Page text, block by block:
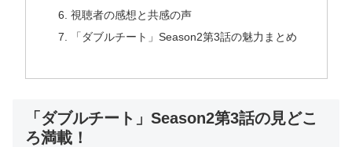
視聴者の感想と共感の声
「ダブルチート」Season2第3話の魅力まとめ
「ダブルチート」Season2第3話の見どこ
ろ満載！